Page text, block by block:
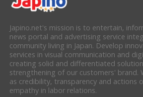
Japino.net's mission is to entertain,
news portal and advertising service
community living in Japan. Develop
services in visual communication and
creating solid and differentiated
strengthening of our customers' brand.
as credibility, transparency and actions
empathy in labor relations.